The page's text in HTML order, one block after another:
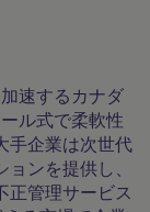
速するカナダ
ル式で柔軟性
手企業は次世代
ンを提供し、
正管理サービス